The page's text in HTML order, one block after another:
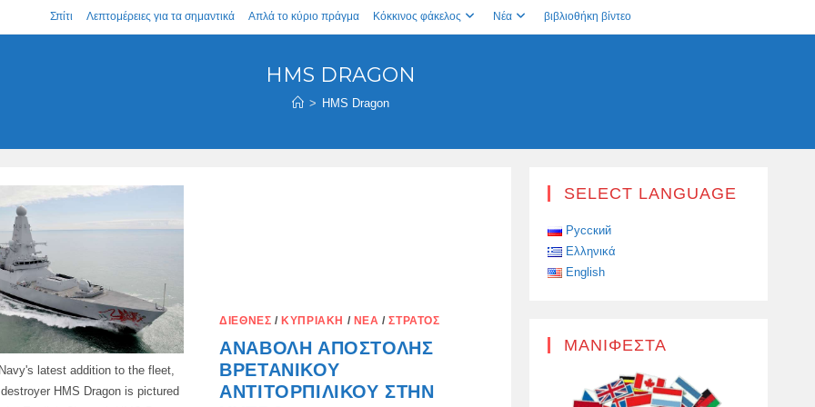
Σπίτι Λεπτομέρειες για τα σημαντικά Απλά το κύριο πράγμα Κόκκινος φάκελος Νέα βιβλιοθήκη βίντεο
HMS DRAGON
> HMS Dragon
latest addition to the fleet,
HMS Dragon is pictured
ΔΙΕΘΝΈΣ /ΚΥΠΡΙΑΚΉ / ΝΈΑ /ΣΤΡΑΤΌΣ
ΑΝΑΒΟΛΉ ΑΠΟΣΤΟΛΉΣ
ΒΡΕΤΑΝΙΚΟΎ
ΑΝΤΙΤΟΡΠΙΛΙΚΟΎ ΣΤΗΝ
SELECT LANGUAGE
Русский
Ελληνικά
English
ΜΑΝΙΦΈΣΤΑ